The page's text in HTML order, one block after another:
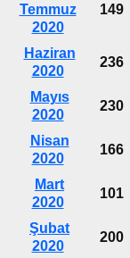
Temmuz
2020
149
Haziran
2020
236
Mayıs
2020
230
Nisan
2020
166
Mart
2020
101
Şubat
2020
200